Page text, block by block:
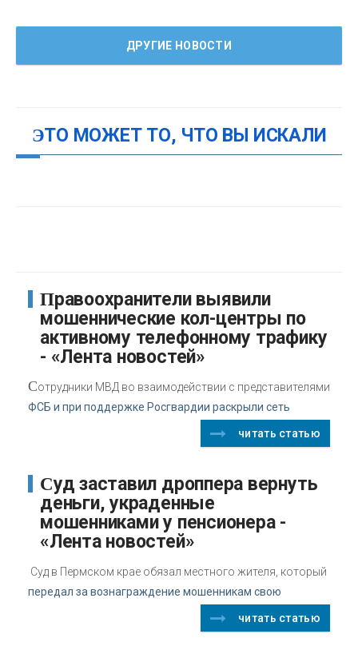
ДРУГИЕ НОВОСТИ
ЭТО МОЖЕТ ТО, ЧТО ВЫ ИСКАЛИ
Правоохранители выявили
мошеннические кол-центры по
активному телефонному трафику
- «Лента новостей»
Сотрудники МВД во взаимодействии с представителями
ФСБ и при поддержке Росгвардии раскрыли сеть
читать статью
Суд заставил дроппера вернуть
деньги, украденные
мошенниками у пенсионера -
«Лента новостей»
Суд в Пермском крае обязал местного жителя, который
передал за вознаграждение мошенникам свою
читать статью